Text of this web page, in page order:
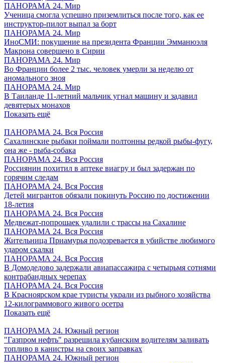
ПАНОРАМА 24. Мир
Ученица смогла успешно приземлиться после того, как ее
инструктор-пилот выпал за борт
ПАНОРАМА 24. Мир
ИноСМИ: покушение на президента Франции Эмманюэля
Макрона совершено в Сирии
ПАНОРАМА 24. Мир
Во Франции более 2 тыс. человек умерли за неделю от
аномального зноя
ПАНОРАМА 24. Мир
В Таиланде 11-летний мальчик угнал машину и задавил
девятерых монахов
Показать ещё
ПАНОРАМА 24. Вся Россия
Сахалинские рыбаки поймали полтонны редкой рыбы-фугу,
она же - рыба-собака
ПАНОРАМА 24. Вся Россия
Россиянин похитил в аптеке виагру и был задержан по
горячим следам
ПАНОРАМА 24. Вся Россия
Детей мигрантов обязали покинуть Россию по достижении
18-летия
ПАНОРАМА 24. Вся Россия
Медвежат-попрошаек удалили с трассы на Сахалине
ПАНОРАМА 24. Вся Россия
Жительница Приамурья подозревается в убийстве любимого
ударом скалки
ПАНОРАМА 24. Вся Россия
В Домодедово задержали авиапассажира с четырьмя сотнями
контрабандных черепах
ПАНОРАМА 24. Вся Россия
В Красноярском крае туристы украли из рыбного хозяйства
12-килограммового живого осетра
Показать ещё
ПАНОРАМА 24. Южный регион
"Газпром нефть" разрешила кубанским водителям заливать
топливо в канистры на своих заправках
ПАНОРАМА 24. Южный регион